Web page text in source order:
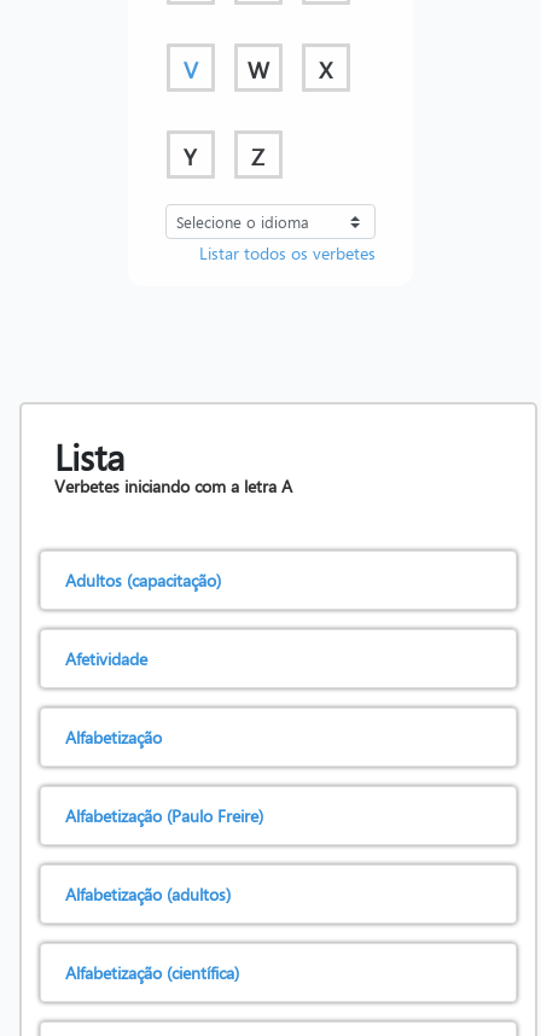
V W X
Y Z
Listar todos os verbetes
Lista
Verbetes iniciando com a letra A
Adultos (capacitação)
Afetividade
Alfabetização
Alfabetização (Paulo Freire)
Alfabetização (adultos)
Alfabetização (científica)